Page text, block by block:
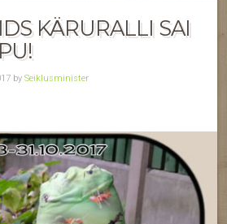
KÄRURALLI SAI
by Seiklusminister